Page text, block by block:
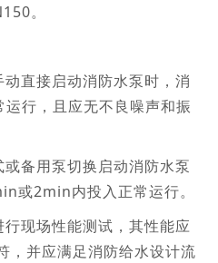
。
直接启动消防水泵时，消
行，且应无不良噪声和振
备用泵切换启动消防水泵
或2min内投入正常运行。
现场性能测试，其性能应
，并应满足消防给水设计流